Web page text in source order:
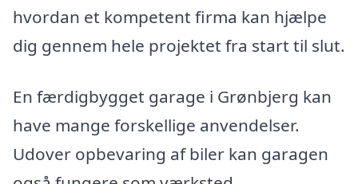
hvordan et kompetent firma kan hjælpe
dig gennem hele projektet fra start til slut.
En færdigbygget garage i Grønbjerg kan
have mange forskellige anvendelser.
Udover opbevaring af biler kan garagen